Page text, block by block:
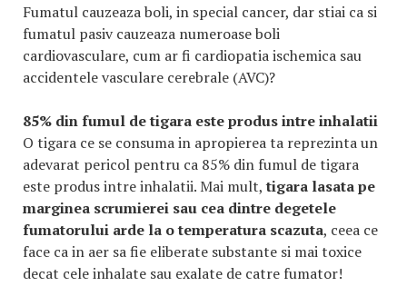
Fumatul cauzeaza boli, in special cancer, dar stiai ca si
fumatul pasiv cauzeaza numeroase boli
cardiovasculare, cum ar fi cardiopatia ischemica sau
accidentele vasculare cerebrale (AVC)?
85% din fumul de tigara este produs intre inhalatii
O tigara ce se consuma in apropierea ta reprezinta un
adevarat pericol pentru ca 85% din fumul de tigara
este produs intre inhalatii. Mai mult,tigara lasata pe
marginea scrumierei sau cea dintre degetele
fumatorului arde la o temperatura scazuta, ceea ce
face ca in aer sa fie eliberate substante si mai toxice
decat cele inhalate sau exalate de catre fumator!